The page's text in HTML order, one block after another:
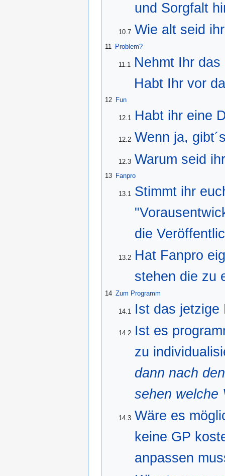
und Sorgfalt
10.7 Wie alt seid
11 Problem?
11.1
Nehmt Ihr
Habt Ihr vor
12 Fun
12.1 Habt ihr eine
12.2 Wenn ja,
12.3 Warum seid
13 Fanpro
13.1 Stimmt ihr
die
13.2
Hat Fanpro
stehen die zu
14 Zum Programm
14.1 Ist das jetzige
14.2
Ist es
zu
dann nach
sehen welche
14.3 Wäre es
keine GP
anpassen